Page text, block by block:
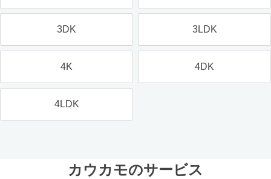
3DK 3LDK
4K 4DK
4LDK
カウカモのサービス